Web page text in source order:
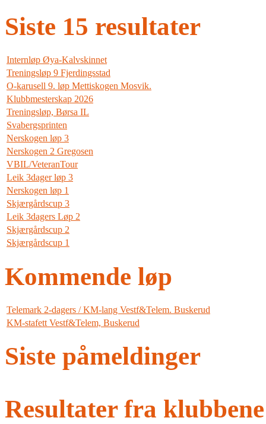
Siste 15 resultater
Internløp Øya-Kalvskinnet
Treningsløp 9 Fjerdingsstad
O-karusell 9. løp Mettiskogen Mosvik.
Klubbmesterskap 2026
Treningsløp, Børsa IL
Svabergsprinten
Nerskogen løp 3
Nerskogen 2 Gregosen
VBIL/VeteranTour
Leik 3dager løp 3
Nerskogen løp 1
Skjærgårdscup 3
Leik 3dagers Løp 2
Skjærgårdscup 2
Skjærgårdscup 1
Kommende løp
Telemark 2-dagers / KM-lang Vestf&Telem. Buskerud
KM-stafett Vestf&Telem, Buskerud
Siste påmeldinger
Resultater fra klubbene